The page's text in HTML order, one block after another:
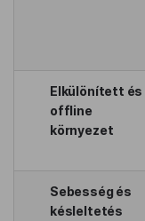
Elkülönített és
offline
környezet
Sebesség és
késleltetés